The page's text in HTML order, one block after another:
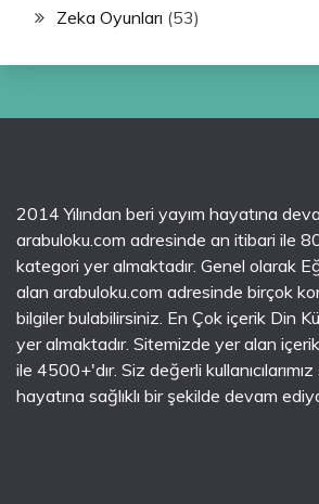
Zeka Oyunları (53)
2014 Yılından beri yayım hayatına
arabuloku.com adresinde an itibari ile
kategori yer almaktadır. Genel olarak
alan arabuloku.com adresinde birçok
bilgiler bulabilirsiniz. En Çok içerik Din
yer almaktadır. Sitemizde yer alan
ile 4500+'dır. Siz değerli
hayatına sağlıklı bir şekilde devam